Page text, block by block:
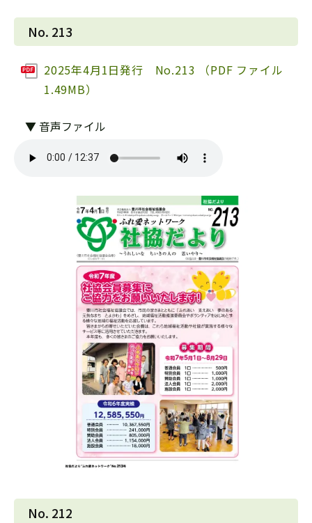
No. 213
2025年4月1日発行 No.213 （PDF ファイル
1.49MB）
▼ 音声ファイル
No. 212